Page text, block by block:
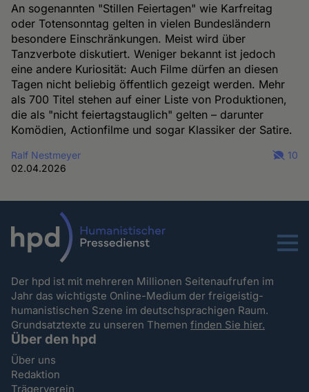
An sogenannten "Stillen Feiertagen" wie Karfreitag
oder Totensonntag gelten in vielen Bundesländern
besondere Einschränkungen. Meist wird über
Tanzverbote diskutiert. Weniger bekannt ist jedoch
eine andere Kuriosität: Auch Filme dürfen an diesen
Tagen nicht beliebig öffentlich gezeigt werden. Mehr
als 700 Titel stehen auf einer Liste von Produktionen,
die als "nicht feiertagstauglich" gelten – darunter
Komödien, Actionfilme und sogar Klassiker der Satire.
Ralf Nestmeyer
02.04.2026
10
Menu
Der hpd ist mit mehreren Millionen Seitenaufrufen im
Jahr das wichtigste Online-Medium der freigeistig-
humanistischen Szene im deutschsprachigen Raum.
Grundsatztexte zu unseren Themenfinden Sie hier.
Über den hpd
Über uns
Redaktion
Trägerverein